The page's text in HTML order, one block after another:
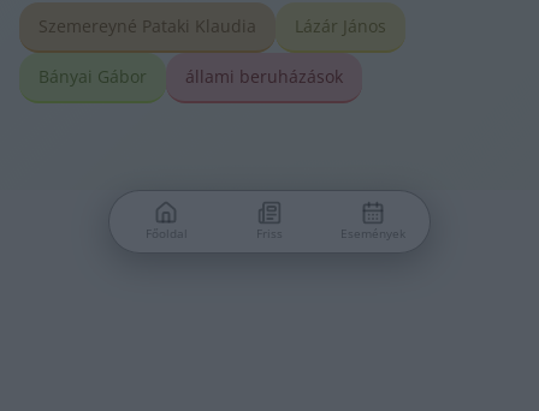
Szemereyné Pataki Klaudia Lázár János
Bányai Gábor állami beruházások
Főoldal Friss Események